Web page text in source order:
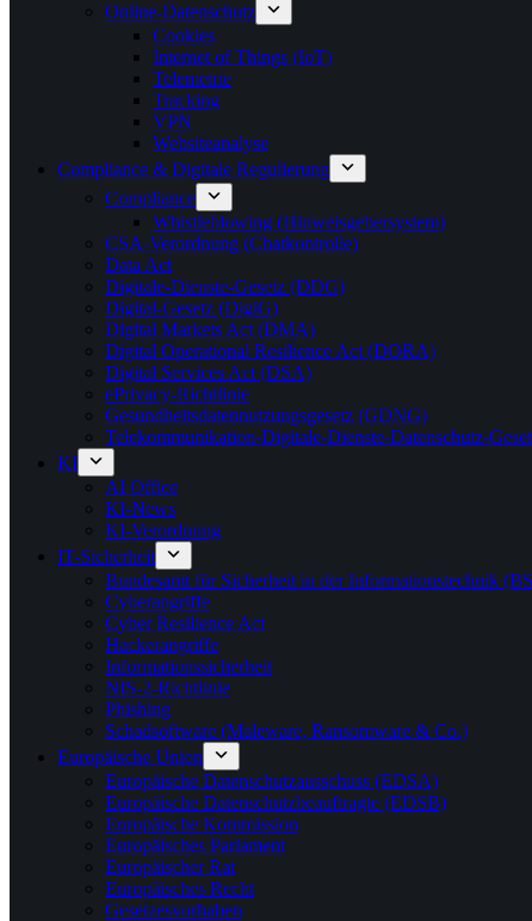
Online-Datenschutz
Cookies
Internet of Things (IoT)
Telemetrie
Tracking
VPN
Websiteanalyse
Compliance & Digitale Regulierung
Compliance
Whistleblowing (Hinweisgebersystem)
CSA-Verordnung (Chatkontrolle)
Data Act
Digitale-Dienste-Gesetz (DDG)
Digital-Gesetz (DigiG)
Digital Markets Act (DMA)
Digital Operational Resilience Act (DORA)
Digital Services Act (DSA)
ePrivacy-Richtlinie
Gesundheitsdatennutzungsgesetz (GDNG)
Telekommunikation-Digitale-Dienste-Datenschutz-
KI
AI Office
KI-News
KI-Verordnung
IT-Sicherheit
Bundesamt für Sicherheit in der Informationstechnik
Cyberangriffe
Cyber Resilience Act
Hackerangriffe
Informationssicherheit
NIS-2-Richtlinie
Phishing
Schadsoftware (Maleware, Ransomware & Co.)
Europäische Union
Europäische Datenschutzausschuss (EDSA)
Europäische Datenschutzbeauftragte (EDSB)
Europäische Kommission
Europäisches Parlament
Europäischer Rat
Europäisches Recht
Gesetzesvorhaben